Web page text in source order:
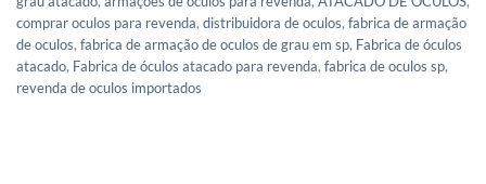
comprar oculos para revenda, distribuidora de oculos, fabrica de armação
de oculos, fabrica de armação de oculos de grau em sp, Fabrica de óculos
atacado, Fabrica de óculos atacado para revenda, fabrica de oculos sp,
revenda de oculos importados